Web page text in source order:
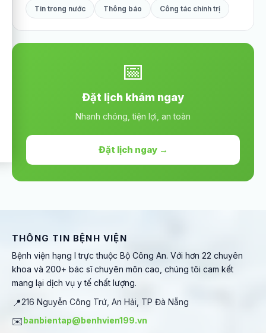
Tin trong nước Thông báo Công tác chính trị
📅
Đặt lịch khám ngay
Nhanh chóng, tiện lợi, an toàn
Đặt lịch ngay →
THÔNG TIN BỆNH VIỆN
Bệnh viện hạng I trực thuộc Bộ Công An. Với hơn 22 chuyên
khoa và 200+ bác sĩ chuyên môn cao, chúng tôi cam kết
mang lại dịch vụ y tế chất lượng.
📍216 Nguyễn Công Trứ, An Hải, TP Đà Nẵng
✉️banbientap@benhvien199.vn